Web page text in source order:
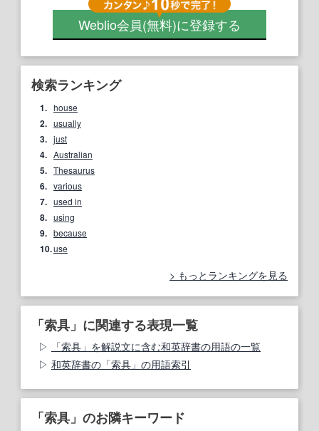
Weblio会員(無料)に登録する
検索ランキング
1. house
2. usually
3. just
4. Australian
5. Thesaurus
6. various
7. used in
8. using
9. because
10.use
もっとランキングを見る
「索具」に関連する表現一覧
「索具」を解説文に含む和英辞書の用語の一覧
和英辞書の「索具」の用語索引
「索具」のお隣キーワード